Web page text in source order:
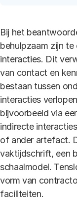
Bij het
behulpzaam zijn
interacties. Dit
van contact en
bestaan tussen
interacties
bijvoorbeeld via
indirecte
of ander artefact.
vaktijdschrift, een
schaalmodel.
vorm van
faciliteiten.